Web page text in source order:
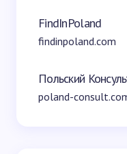
FindInPoland
findinpoland.com
Польский
poland-